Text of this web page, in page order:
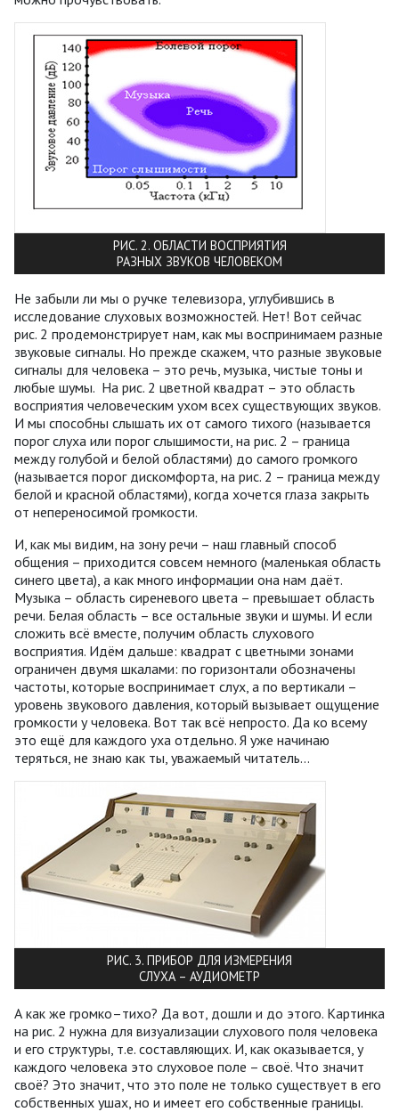
РИС. 2. ОБЛАСТИ ВОСПРИЯТИЯ
РАЗНЫХ ЗВУКОВ ЧЕЛОВЕКОМ
Не забыли ли мы о ручке телевизора, углубившись в
исследование слуховых возможностей. Нет! Вот сейчас
рис. 2 продемонстрирует нам, как мы воспринимаем разные
звуковые сигналы. Но прежде скажем, что разные звуковые
сигналы для человека – это речь, музыка, чистые тоны и
любые шумы. На рис. 2 цветной квадрат – это область
восприятия человеческим ухом всех существующих звуков.
И мы способны слышать их от самого тихого (называется
порог слуха или порог слышимости, на рис. 2 – граница
между голубой и белой областями) до самого громкого
(называется порог дискомфорта, на рис. 2 – граница между
белой и красной областями), когда хочется глаза закрыть
от непереносимой громкости.
И, как мы видим, на зону речи – наш главный способ
общения – приходится совсем немного (маленькая область
синего цвета), а как много информации она нам даёт.
Музыка – область сиреневого цвета – превышает область
речи. Белая область – все остальные звуки и шумы. И если
сложить всё вместе, получим область слухового
восприятия. Идём дальше: квадрат с цветными зонами
ограничен двумя шкалами: по горизонтали обозначены
частоты, которые воспринимает слух, а по вертикали –
уровень звукового давления, который вызывает ощущение
громкости у человека. Вот так всё непросто. Да ко всему
это ещё для каждого уха отдельно. Я уже начинаю
теряться, не знаю как ты, уважаемый читатель…
РИС. 3. ПРИБОР ДЛЯ ИЗМЕРЕНИЯ
СЛУХА – АУДИОМЕТР
А как же громко–тихо? Да вот, дошли и до этого. Картинка
на рис. 2 нужна для визуализации слухового поля человека
и его структуры, т.е. составляющих. И, как оказывается, у
каждого человека это слуховое поле – своё. Что значит
своё? Это значит, что это поле не только существует в его
собственных ушах, но и имеет его собственные границы.